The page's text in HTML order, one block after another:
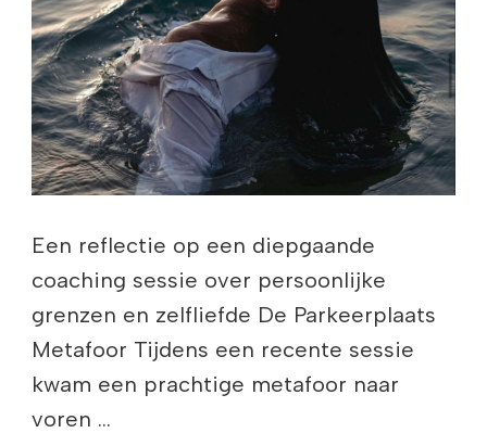
Een reflectie op een diepgaande
coaching sessie over persoonlijke
grenzen en zelfliefde De Parkeerplaats
Metafoor Tijdens een recente sessie
kwam een prachtige metafoor naar
voren …